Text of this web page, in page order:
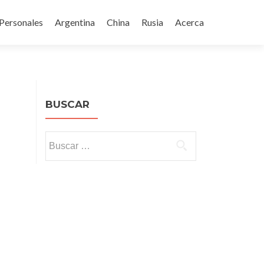
Argentina China Rusia Acerca
BUSCAR